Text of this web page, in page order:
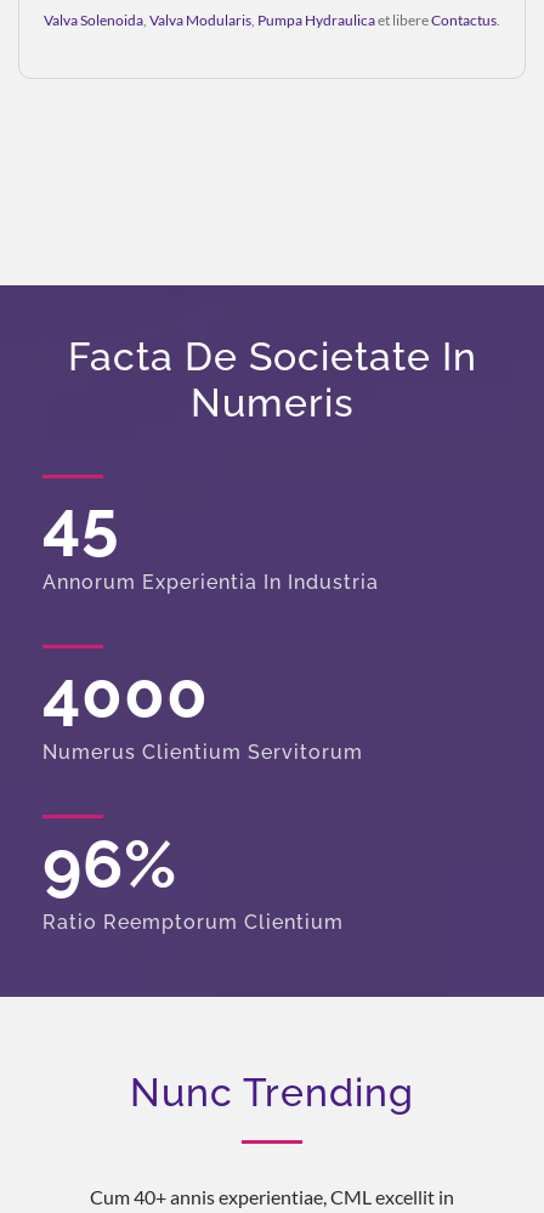
Valva Solenoida Valva Modularis Pumpa Hydraulicaet libereContactus
Facta De Societate In
Numeris
45
Annorum Experientia In Industria
4000
Numerus Clientium Servitorum
96%
Ratio Reemptorum Clientium
Nunc Trending
Cum 40+ annis experientiae, CML excellit in